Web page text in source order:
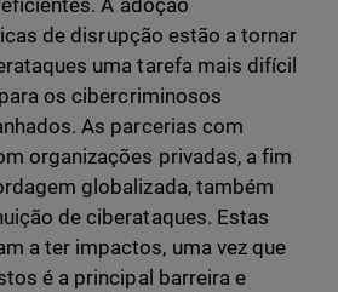
A adoção
de disrupção estão a tornar
uma tarefa mais difícil
os cibercriminosos
As parcerias com
organizações privadas, a fim
globalizada, também
de ciberataques. Estas
a ter impactos, uma vez que
é a principal barreira e